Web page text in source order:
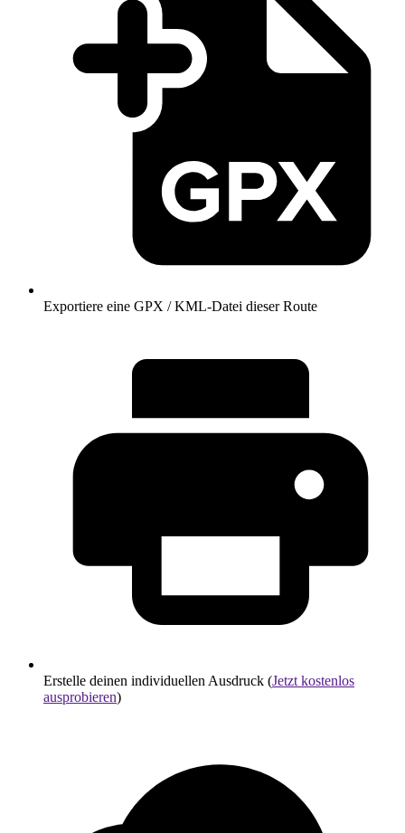
Exportiere eine GPX / KML-Datei dieser Route
Erstelle deinen individuellen Ausdruck (Jetzt kostenlos
ausprobieren)